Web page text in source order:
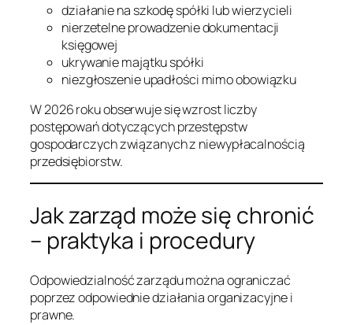
działanie na szkodę spółki lub wierzycieli
nierzetelne prowadzenie dokumentacji
księgowej
ukrywanie majątku spółki
niezgłoszenie upadłości mimo obowiązku
W 2026 roku obserwuje się wzrost liczby
postępowań dotyczących przestępstw
gospodarczych związanych z niewypłacalnością
przedsiębiorstw.
Jak zarząd może się chronić
– praktyka i procedury
Odpowiedzialność zarządu można ograniczać
poprzez odpowiednie działania organizacyjne i
prawne.